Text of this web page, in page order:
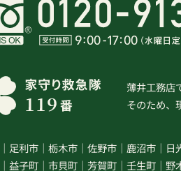
薄井工務店
そのため、
足利市 栃木市 佐野市 鹿沼市 日
益子町 市貝町 芳賀町 壬生町 野